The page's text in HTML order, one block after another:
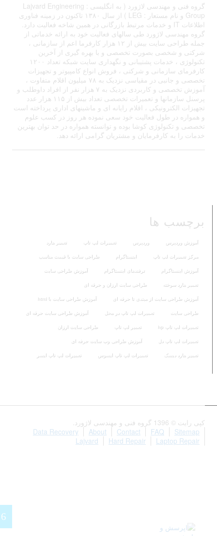
گروه فنی و مهندسی لاژورد ( به انگلیسی : Lajvard Engineering
Group و نام مستعار : LEG ) از سال ۱۳۸۰ تاکنون در زمینه فناوری
اطلاعات IT و خدمات مرتبط بازرگانی در همین شاخه فعالیت دارد.
گروه مهندسی لاژورد طی سالهای فعالیت خود به ارائه خدماتی از
جمله طراحی سایت بیش از ۱۲ هزار کارفرما اعم از سازمانی ،
شرکتی و شخصی بصورت تخصصی و با بهره گیری از آخرین
تکنولوژی ، خدمات پشتیبانی و نگهداری سایت شبکه تعداد ۱۲۰۰
کارفرمای سازمانی و شرکتی ، فروش انواع کامپیوتر و تجهیزات
تخصصی و جانبی در مقیاسی نزدیک به ۷۸ میلیون اقلام متفاوت ،
آموزش تخصصی و کاربردی نزدیک به ۷ هزار نفر از افراد داوطلب و
پرسنل سازمانها و تعمیرات تخصصی تعداد بیش از ۱۱۵ هزار عدد
تجهیزات الکترونیکی ، اقلام رایانه ای و ماشینهای اداری پرداخته است
و همواره در طول فعالیت خود سعی نموده هر روز در کسب علوم
تخصصی و تکنولوژی کوشا بوده و توانسته همواره در حد توان بهترین
خدمات را به کارفرمایان و مشتریان گرامی ارائه دهد.
برچسب ها
آموزش وردپرس وردپرس تعمیرات لپ تاپ تعمیر هارد
مرکز تعمیرات لپ تاپ اینستاگرام طراحی سایت با قیمت مناسب
آموزش اینستاگرام ترفندهای اینستاگرام آموزش طراحی سایت
تعمیر هارد سوخته طراحی سایت ارزان و حرفه ای
آموزش طراحی سایت از مبتدی تا حرفه ای آموزش طراحی سایت با html
طراحی سایت تعمیرات لپ تاپ در محل آموزش طراحی سایت حرفه ای
تعمیرات لپ تاپ hp تعمیر لپ تاپ طراحی سایت ارزان
تعمیرات لپ تاپ دل آموزش طراحی وب سایت حرفه ای
تعمیر هارد دیسک تعمیرات لپ تاپ ایسوس تعمیرات لپ تاپ ایسر
کپی رایت © 1396 گروه فنی و مهندسی لاژورد.
Sitemap
FAQ
Contact
About
Data Recovery
Laptop Repair
Hard Repair
Lajvard